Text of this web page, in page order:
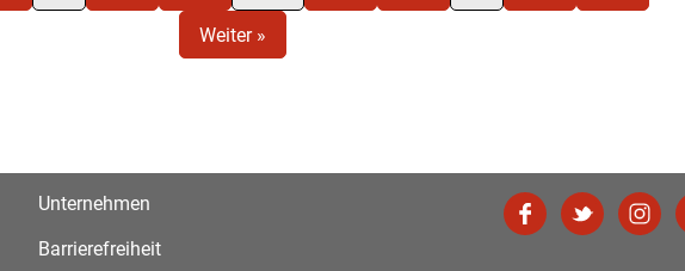
Weiter »
Unternehmen
Barrierefreiheit